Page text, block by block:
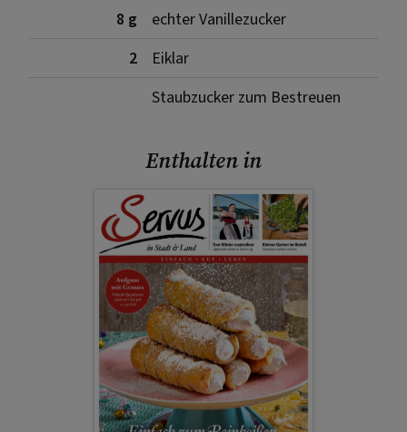
8 g
echter Vanillezucker
2
Eiklar
Staubzucker zum Bestreuen
Enthalten in